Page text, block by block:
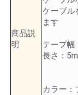
商品説
明
ケーブル
ます
テープ幅
長さ：5m
カラー：